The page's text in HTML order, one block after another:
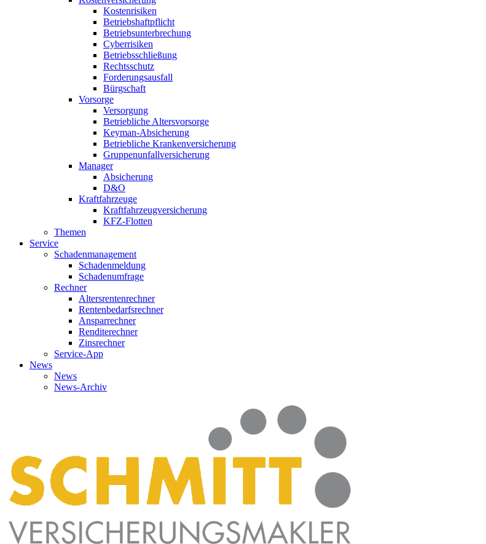
Kostenrisiken
Betriebshaftpflicht
Betriebsunterbrechung
Cyberrisiken
Betriebsschließung
Rechtsschutz
Forderungsausfall
Bürgschaft
Vorsorge
Versorgung
Betriebliche Altersvorsorge
Keyman-Absicherung
Betriebliche Krankenversicherung
Gruppenunfallversicherung
Manager
Absicherung
D&O
Kraftfahrzeuge
Kraftfahrzeugversicherung
KFZ-Flotten
Themen
Service
Schadenmanagement
Schadenmeldung
Schadenumfrage
Rechner
Altersrentenrechner
Rentenbedarfsrechner
Ansparrechner
Renditerechner
Zinsrechner
Service-App
News
News
News-Archiv